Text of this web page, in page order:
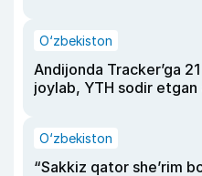
O‘zbekiston
Andijonda Tracker’ga
joylab, YTH sodir etgan
O‘zbekiston
“Sakkiz qator she’rim